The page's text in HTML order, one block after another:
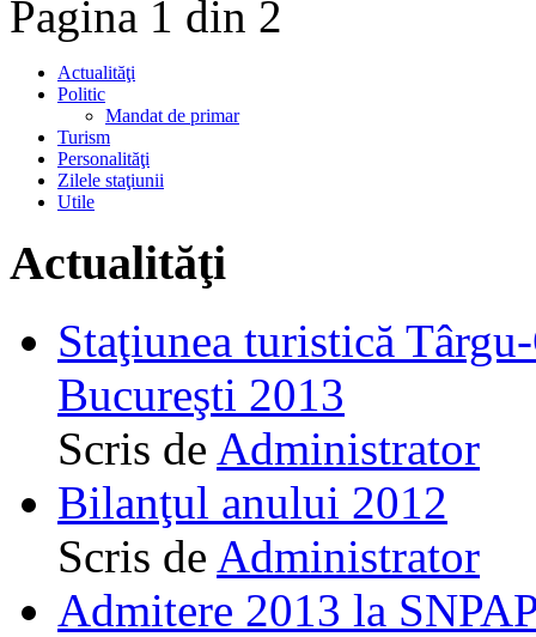
Pagina 1 din 2
Actualităţi
Politic
Mandat de primar
Turism
Personalităţi
Zilele staţiunii
Utile
Actualităţi
Staţiunea turistică
Bucureşti 2013
Scris de Administrator
Bilanţul anului 2012
Scris de Administrator
Admitere 2013 la